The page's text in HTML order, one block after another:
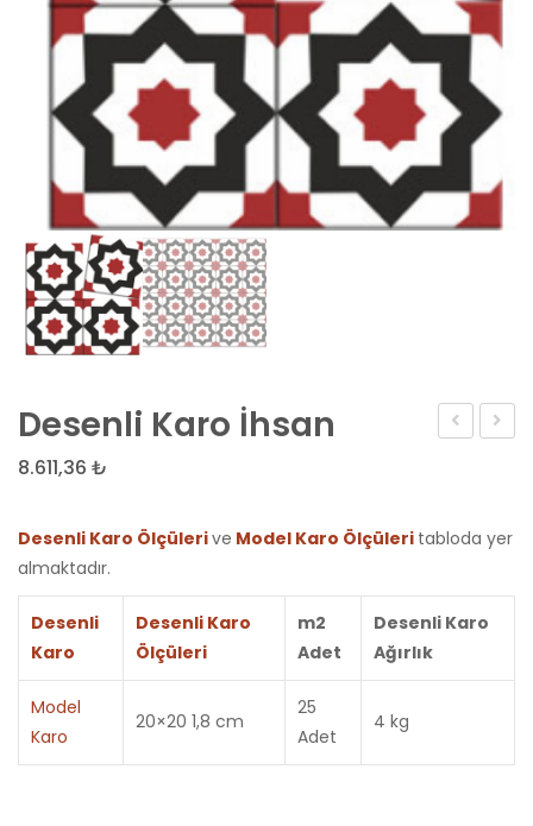
Desenli Karo İhsan
8.611,36 ₺
Desenli Karo Ölçülerive Model Karo Ölçüleri tabloda yer
almaktadır.
Desenli
Karo
Desenli Karo
Ölçüleri
m2
Adet
Desenli Karo
Ağırlık
Model
Karo
20×20 1,8 cm
25
Adet
4 kg